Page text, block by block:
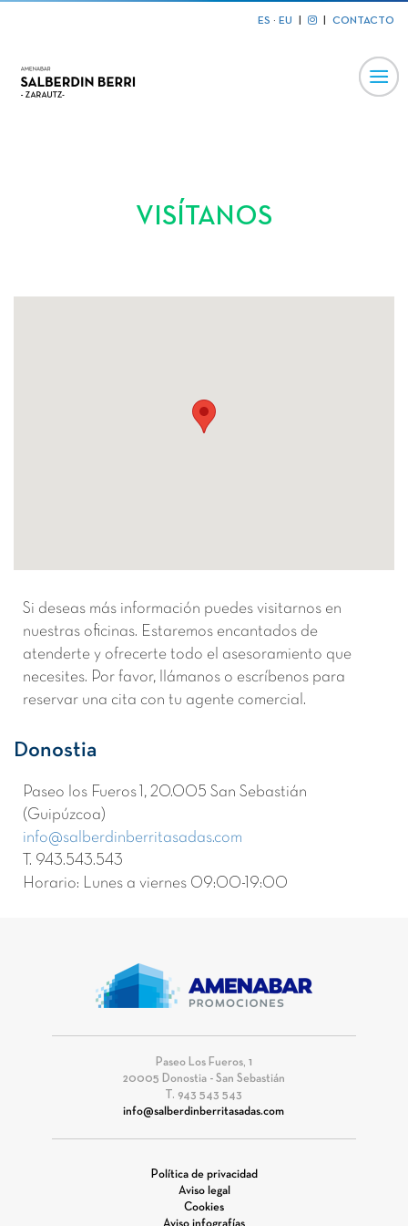
ES · EU CONTACTO
VISÍTANOS
Si deseas más información puedes visitarnos en
nuestras oficinas. Estaremos encantados de
atenderte y ofrecerte todo el asesoramiento que
necesites. Por favor, llámanos o escríbenos para
reservar una cita con tu agente comercial.
Donostia
Paseo los Fueros 1, 20.005 San Sebastián
(Guipúzcoa)
info@salberdinberritasadas.com
T. 943.543.543
Horario: Lunes a viernes 09:00-19:00
Paseo Los Fueros, 1
20005 Donostia - San Sebastián
T. 943 543 543
info@salberdinberritasadas.com
Política de privacidad
Aviso legal
Cookies